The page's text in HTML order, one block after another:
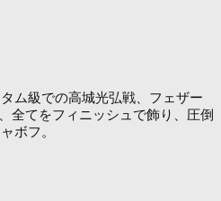
ム級での高城光弘戦、フェザー
全てをフィニッシュで飾り、圧倒
ボフ。